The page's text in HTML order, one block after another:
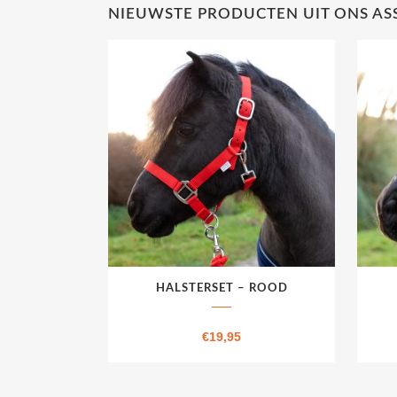
NIEUWSTE PRODUCTEN UIT ONS
HALSTERSET – ROOD
€19,95